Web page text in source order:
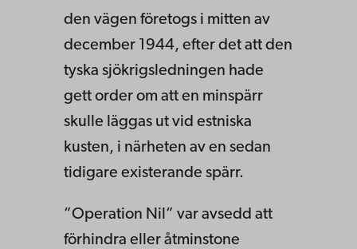
den vägen företogs i mitten av
december 1944, efter det att den
tyska sjökrigsledningen hade
gett order om att en minspärr
skulle läggas ut vid estniska
kusten, i närheten av en sedan
tidigare exis­terande spärr.
”Operation Nil” var avsedd att
förhindra eller åtminstone